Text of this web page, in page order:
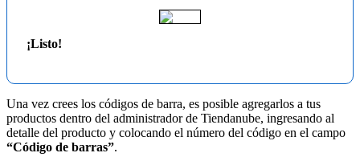
¡Listo!
Una vez crees los códigos de barra, es posible agregarlos a tus
productos dentro del administrador de Tiendanube, ingresando al
detalle del producto y colocando el número del código en el campo
“Código de barras”.